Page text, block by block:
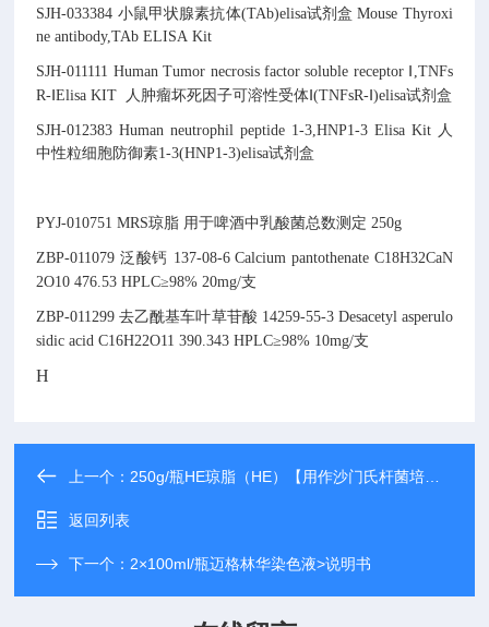
SJH-033384 小鼠甲状腺素抗体(TAb)elisa试剂盒 Mouse Thyroxi
ne antibody,TAb ELISA Kit
SJH-011111 Human Tumor necrosis factor soluble receptor Ⅰ,TNFs
R-ⅠElisa KIT
人肿瘤坏死因子可溶性受体Ⅰ(TNFsR-Ⅰ)elisa试剂盒
SJH-012383 Human neutrophil peptide 1-3,HNP1-3 Elisa Kit 人
中性粒细胞防御素1-3(HNP1-3)elisa试剂盒
PYJ-010751 MRS琼脂 用于啤酒中乳酸菌总数测定 250g
ZBP-011079 泛酸钙 137-08-6 Calcium pantothenate C18H32CaN
2O10 476.53 HPLC≥98% 20mg/支
ZBP-011299 去乙酰基车叶草苷酸 14259-55-3 Desacetyl asperulo
sidic acid C16H22O11 390.343 HPLC≥98% 10mg/支
H
上一个： 250g/瓶HE琼脂（HE）【用作沙门氏杆菌培养】
返回列表
下一个： 2×100ml/瓶迈格林华染色液>说明书